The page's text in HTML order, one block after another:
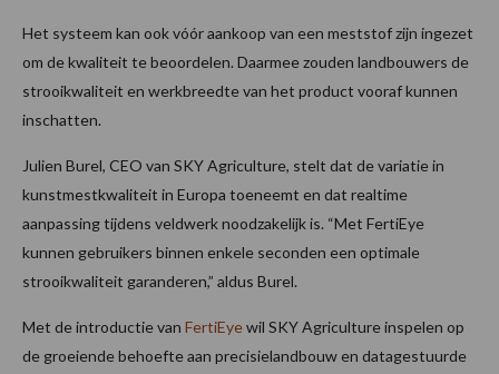
Het systeem kan ook vóór aankoop van een meststof zijn ingezet
om de kwaliteit te beoordelen. Daarmee zouden landbouwers de
strooikwaliteit en werkbreedte van het product vooraf kunnen
inschatten.
Julien Burel, CEO van SKY Agriculture, stelt dat de variatie in
kunstmestkwaliteit in Europa toeneemt en dat realtime
aanpassing tijdens veldwerk noodzakelijk is. “Met FertiEye
kunnen gebruikers binnen enkele seconden een optimale
strooikwaliteit garanderen,” aldus Burel.
Met de introductie van FertiEyewil SKY Agriculture inspelen op
de groeiende behoefte aan precisielandbouw en datagestuurde